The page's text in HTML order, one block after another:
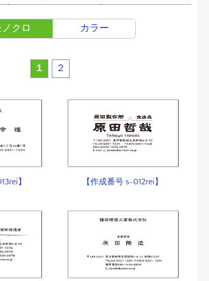
ノクロ カラー
１ ２
】 【作成番号 s-012rei】